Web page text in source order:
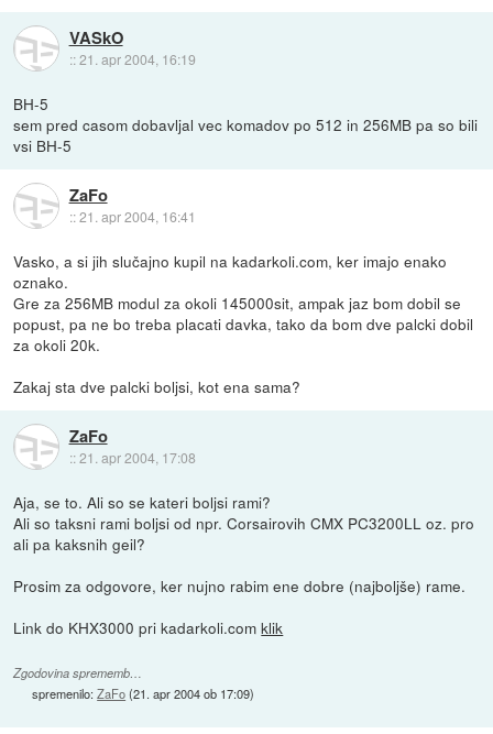
VASkO
::21. apr 2004, 16:19
BH-5
sem pred casom dobavljal vec komadov po 512 in 256MB pa so bili
vsi BH-5
ZaFo
::21. apr 2004, 16:41
Vasko, a si jih slučajno kupil na kadarkoli.com, ker imajo enako
oznako.
Gre za 256MB modul za okoli 145000sit, ampak jaz bom dobil se
popust, pa ne bo treba placati davka, tako da bom dve palcki dobil
za okoli 20k.
Zakaj sta dve palcki boljsi, kot ena sama?
ZaFo
::21. apr 2004, 17:08
Aja, se to. Ali so se kateri boljsi rami?
Ali so taksni rami boljsi od npr. Corsairovih CMX PC3200LL oz. pro
ali pa kaksnih geil?
Prosim za odgovore, ker nujno rabim ene dobre (najboljše) rame.
Link do KHX3000 pri kadarkoli.comklik
Zgodovina sprememb…
spremenilo:ZaFo(21. apr 2004 ob 17:09)